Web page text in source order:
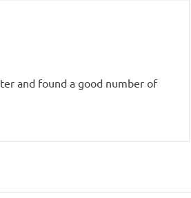
and found a good number of